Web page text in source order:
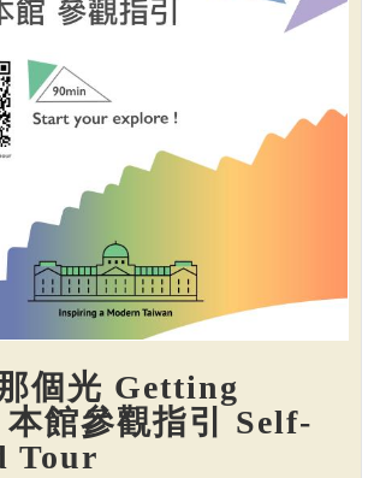
那個光 Getting
館參觀指引 Self-
Tour